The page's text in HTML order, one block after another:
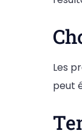
Les
peut